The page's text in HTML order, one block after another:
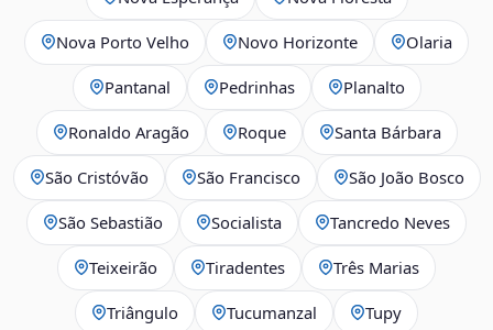
Nova Porto Velho Novo Horizonte Olaria
Pantanal Pedrinhas Planalto
Ronaldo Aragão Roque Santa Bárbara
São Cristóvão São Francisco São João Bosco
São Sebastião Socialista Tancredo Neves
Teixeirão Tiradentes Três Marias
Triângulo Tucumanzal Tupy